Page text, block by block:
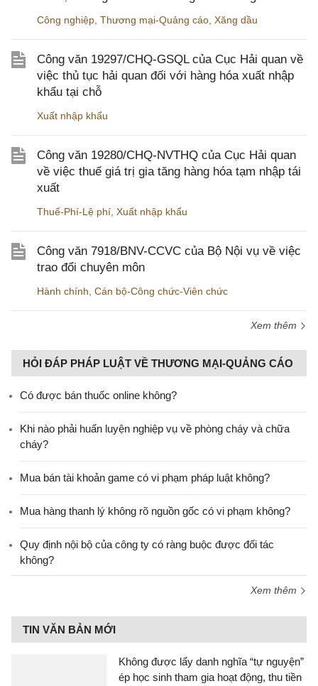
Công nghiệp Thương mại-Quảng cáo Xăng dầu
Công văn 19297/CHQ-GSQL của Cục Hải quan về
việc thủ tục hải quan đối với hàng hóa xuất nhập
khẩu tại chỗ
Xuất nhập khẩu
Công văn 19280/CHQ-NVTHQ của Cục Hải quan
về việc thuế giá trị gia tăng hàng hóa tạm nhập tái
xuất
Thuế-Phí-Lệ phí Xuất nhập khẩu
Công văn 7918/BNV-CCVC của Bộ Nội vụ về việc
trao đổi chuyên môn
Hành chính Cán bộ-Công chức-Viên chức
Xem thêm
HỎI ĐÁP PHÁP LUẬT VỀ THƯƠNG MẠI-QUẢNG CÁO
Có được bán thuốc online không?
Khi nào phải huấn luyện nghiệp vụ về phòng cháy và chữa
cháy?
Mua bán tài khoản game có vi phạm pháp luật không?
Mua hàng thanh lý không rõ nguồn gốc có vi phạm không?
Quy định nội bộ của công ty có ràng buộc được đối tác
không?
Xem thêm
TIN VĂN BẢN MỚI
Không được lấy danh nghĩa “tự nguyện”
ép học sinh tham gia hoạt động, thu tiền